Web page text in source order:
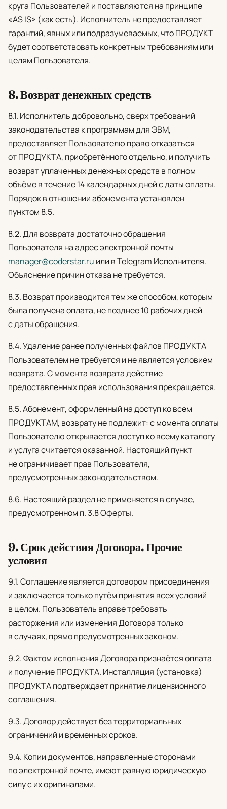
круга Пользователей и поставляются на принципе
«AS IS» (как есть). Исполнитель не предоставляет
гарантий, явных или подразумеваемых, что ПРОДУКТ
будет соответствовать конкретным требованиям или
целям Пользователя.
8. Возврат денежных средств
8.1. Исполнитель добровольно, сверх требований
законодательства к программам для ЭВМ,
предоставляет Пользователю право отказаться
от ПРОДУКТА, приобретённого отдельно, и получить
возврат уплаченных денежных средств в полном
объёме в течение 14 календарных дней с даты оплаты.
Порядок в отношении абонемента установлен
пунктом 8.5.
8.2. Для возврата достаточно обращения
Пользователя на адрес электронной почты
manager@coderstar.ru или в Telegram Исполнителя.
Объяснение причин отказа не требуется.
8.3. Возврат производится тем же способом, которым
была получена оплата, не позднее 10 рабочих дней
с даты обращения.
8.4. Удаление ранее полученных файлов ПРОДУКТА
Пользователем не требуется и не является условием
возврата. С момента возврата действие
предоставленных прав использования прекращается.
8.5. Абонемент, оформленный на доступ ко всем
ПРОДУКТАМ, возврату не подлежит: с момента оплаты
Пользователю открывается доступ ко всему каталогу
и услуга считается оказанной. Настоящий пункт
не ограничивает прав Пользователя,
предусмотренных законодательством.
8.6. Настоящий раздел не применяется в случае,
предусмотренном п. 3.8 Оферты.
9. Срок действия Договора. Прочие
условия
9.1. Соглашение является договором присоединения
и заключается только путём принятия всех условий
в целом. Пользователь вправе требовать
расторжения или изменения Договора только
в случаях, прямо предусмотренных законом.
9.2. Фактом исполнения Договора признаётся оплата
и получение ПРОДУКТА. Инсталляция (установка)
ПРОДУКТА подтверждает принятие лицензионного
соглашения.
9.3. Договор действует без территориальных
ограничений и временных сроков.
9.4. Копии документов, направленные сторонами
по электронной почте, имеют равную юридическую
силу с их оригиналами.